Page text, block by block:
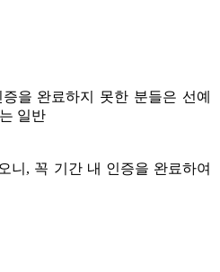
을 완료하지 못한 분들은 선예
일반
니 , 꼭 기간 내 인증을 완료하여